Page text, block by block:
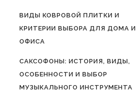
ВИДЫ КОВРОВОЙ ПЛИТКИ И
КРИТЕРИИ ВЫБОРА ДЛЯ ДОМА И
ОФИСА
САКСОФОНЫ: ИСТОРИЯ, ВИДЫ,
ОСОБЕННОСТИ И ВЫБОР
МУЗЫКАЛЬНОГО ИНСТРУМЕНТА